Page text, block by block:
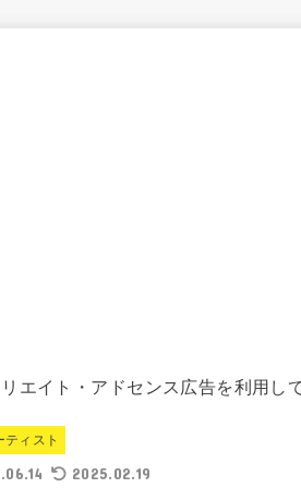
エイト・アドセンス広告を利用し
ティスト
2025.02.19